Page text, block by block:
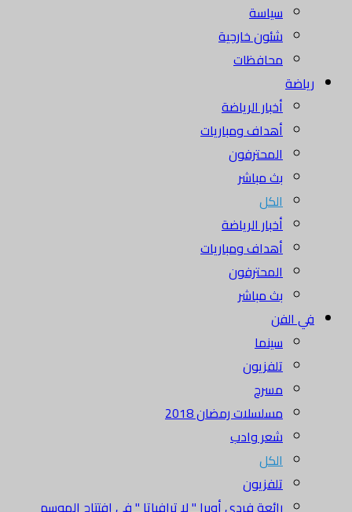
سياسة
شئون خارجية
محافظات
رياضة
أخبار الرياضة
أهداف ومباريات
المحترفون
بث مباشر
الكل
أخبار الرياضة
أهداف ومباريات
المحترفون
بث مباشر
في الفن
سينما
تلفزيون
مسرح
مسلسلات رمضان 2018
شعر وادب
الكل
تلفزيون
رائعة فردي أوبرا " لا ترافياتا " في افتتاح الموسم